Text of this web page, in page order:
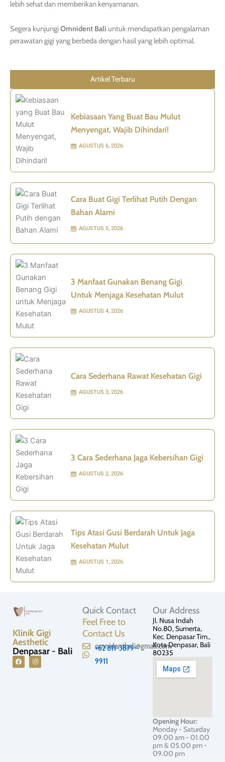
lebih sehat dan memberikan kenyamanan.
Segera kunjungiOmnident Bali untuk mendapatkan pengalaman
perawatan gigi yang berbeda dengan hasil yang lebih optimal.
Artikel Terbaru
Kebiasaan Yang Buat Bau Mulut
Menyengat, Wajib Dihindari!
AGUSTUS 6, 2026
Cara Buat Gigi Terlihat Putih Dengan
Bahan Alami
AGUSTUS 5, 2026
3 Manfaat Gunakan Benang Gigi
Untuk Menjaga Kesehatan Mulut
AGUSTUS 4, 2026
Cara Sederhana Rawat Kesehatan Gigi
AGUSTUS 3, 2026
3 Cara Sederhana Jaga Kebersihan Gigi
AGUSTUS 2, 2026
Tips Atasi Gusi Berdarah Untuk Jaga
Kesehatan Mulut
AGUSTUS 1, 2026
Klinik Gigi
Aesthetic
Denpasar - Bali
Quick Contact
Feel Free to
Contact Us
omnidentbali@gmail.com
+62 811-3879-
9911
Our Address
Jl. Nusa Indah
No.80, Sumerta,
Kec. Denpasar Tim.,
Kota Denpasar, Bali
80235
Opening Hour:
Monday - Saturday
09.00 am - 01.00
pm & 05.00 pm -
09.00 pm